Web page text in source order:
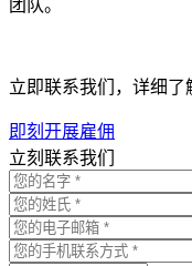
团队。
立即联系我们，详细了
即刻开展雇佣
立刻联系我们